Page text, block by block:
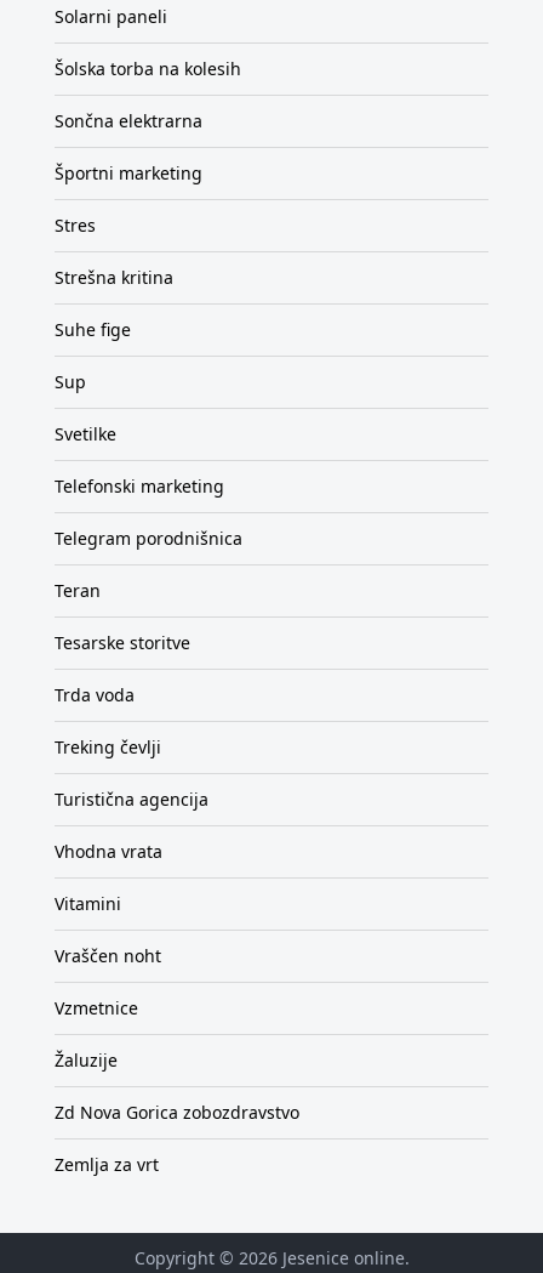
Solarni paneli
Šolska torba na kolesih
Sončna elektrarna
Športni marketing
Stres
Strešna kritina
Suhe fige
Sup
Svetilke
Telefonski marketing
Telegram porodnišnica
Teran
Tesarske storitve
Trda voda
Treking čevlji
Turistična agencija
Vhodna vrata
Vitamini
Vraščen noht
Vzmetnice
Žaluzije
Zd Nova Gorica zobozdravstvo
Zemlja za vrt
Copyright © 2026 Jesenice online.